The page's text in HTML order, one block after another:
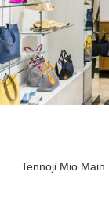
Tennoji Mio Main